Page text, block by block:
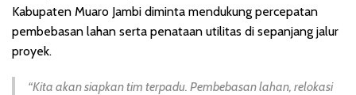
Kabupaten Muaro Jambi diminta mendukung percepatan
pembebasan lahan serta penataan utilitas di sepanjang jalur
proyek.
“Kita akan siapkan tim terpadu. Pembebasan lahan, relokasi